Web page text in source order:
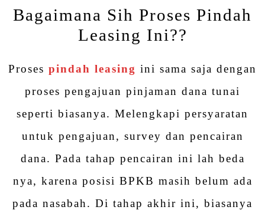
Bagaimana Sih Proses Pindah
Leasing Ini??
Proses pindah leasing ini sama saja dengan
proses pengajuan pinjaman dana tunai
seperti biasanya. Melengkapi persyaratan
untuk pengajuan, survey dan pencairan
dana. Pada tahap pencairan ini lah beda
nya, karena posisi BPKB masih belum ada
pada nasabah. Di tahap akhir ini, biasanya